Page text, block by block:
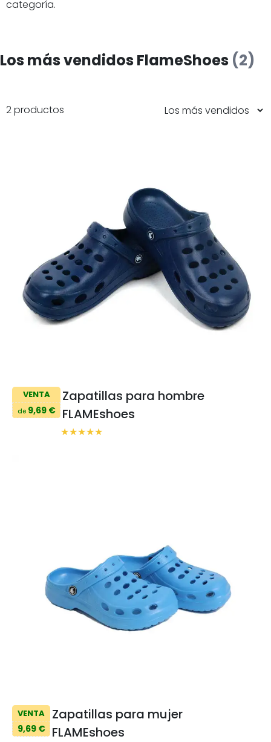
categoría.
Los más vendidos FlameShoes (2)
2 productos
VENTA
de9,69 €
Zapatillas para hombre
FLAMEshoes
VENTA
9,69 €
Zapatillas para mujer
FLAMEshoes